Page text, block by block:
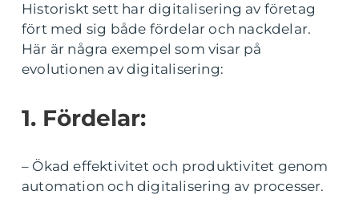
Historiskt sett har digitalisering av företag
fört med sig både fördelar och nackdelar.
Här är några exempel som visar på
evolutionen av digitalisering:
1. Fördelar:
– Ökad effektivitet och produktivitet genom
automation och digitalisering av processer.